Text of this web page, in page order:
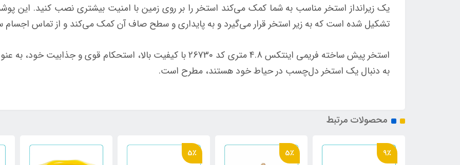
یک زیرانداز استخر مناسب به شما کمک می‌کند استخر را بر روی زمین با امنیت بیشتری نصب کنید. این
تشکیل شده است که به زیر استخر قرار می‌گیرد و به پایداری و سطح صاف آن کمک می‌کند و از تماس
استخر پیش ساخته فریمی اینتکس 4.8 متری کد 26730 با کیفیت بالا، استحکام
به دنبال یک استخر دل‌چسب در حیاط خود هستند، مطرح است.
محصولات مرتبط
9٪ 5٪ 5٪